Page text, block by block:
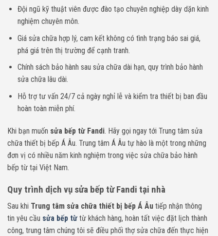
Đội ngũ kỹ thuật viên được đào tạo chuyên nghiệp dày dặn kinh
nghiệm chuyên môn.
Giá sửa chữa hợp lý, cam kết không có tình trạng báo sai giá,
phá giá trên thị trường để cạnh tranh.
Chính sách bảo hành sau sửa chữa dài hạn, quy trình bảo hành
sửa chữa lâu dài.
Hỗ trợ tư vấn 24/7 cả ngày nghỉ lễ và kiểm tra thiết bị ban đầu
hoàn toàn miễn phí.
Khi bạn muốn sửa bếp từ Fandi. Hãy gọi ngay tới Trung tâm sửa
chữa thiết bị bếp Á Âu. Trung tâm Á Âu tự hào là một trong những
đơn vị có nhiều năm kinh nghiệm trong việc sửa chữa bảo hành
bếp từ tại Việt Nam.
Quy trình dịch vụ sửa bếp từ Fandi tại nhà
Sau khi Trung tâm sửa chữa thiết bị bếp Á Âu tiếp nhận thông
tin yêu cầu sửa bếp từ từ khách hàng, hoàn tất việc đặt lịch thành
công, trung tâm chúng tôi sẽ điều phối thợ sửa chữa đến thực hiện